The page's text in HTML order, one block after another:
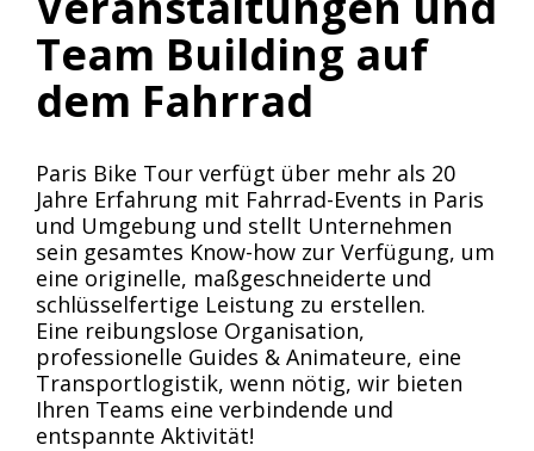
Team Building auf
dem Fahrrad
Paris Bike Tour verfügt über mehr als 20
Jahre Erfahrung mit Fahrrad-Events in Paris
und Umgebung und stellt Unternehmen
sein gesamtes Know-how zur Verfügung, um
eine originelle, maßgeschneiderte und
schlüsselfertige Leistung zu erstellen.
Eine reibungslose Organisation,
professionelle Guides & Animateure, eine
Transportlogistik, wenn nötig, wir bieten
Ihren Teams eine verbindende und
entspannte Aktivität!